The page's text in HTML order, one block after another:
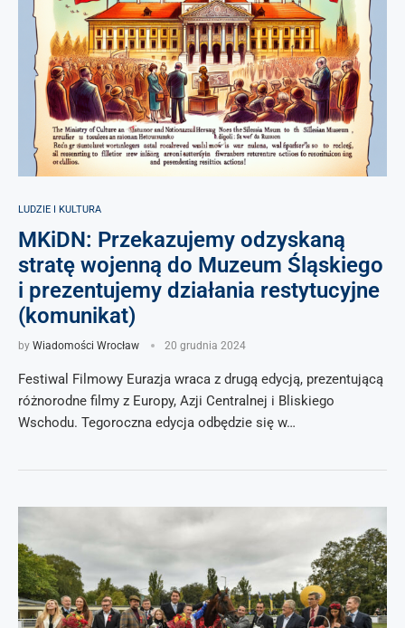
LUDZIE I KULTURA
MKiDN: Przekazujemy odzyskaną
stratę wojenną do Muzeum Śląskiego
i prezentujemy działania restytucyjne
(komunikat)
by Wiadomości Wrocław 20 grudnia 2024
Festiwal Filmowy Eurazja wraca z drugą edycją, prezentującą
różnorodne filmy z Europy, Azji Centralnej i Bliskiego
Wschodu. Tegoroczna edycja odbędzie się w…